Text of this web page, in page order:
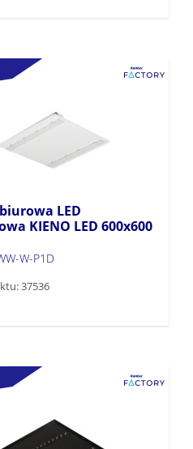
LED
KIENO LED 600x600
W-P1D
37536